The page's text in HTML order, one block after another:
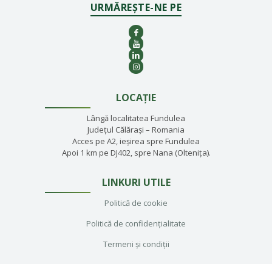
URMĂREȘTE-NE PE
LOCAȚIE
Lângă localitatea Fundulea
Județul Călărași – Romania
Acces pe A2, ieșirea spre Fundulea
Apoi 1 km pe DJ402, spre Nana (Oltenița).
LINKURI UTILE
Politică de cookie
Politică de confidențialitate
Termeni și condiții